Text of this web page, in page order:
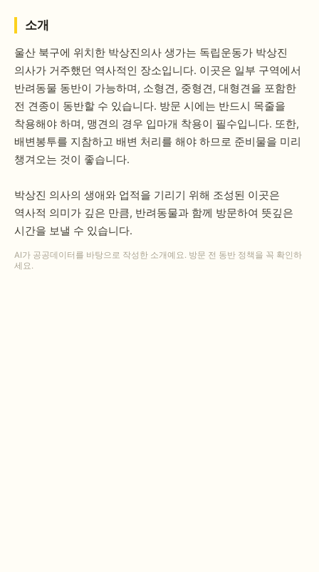
소개
울산 북구에 위치한 박상진의사 생가는 독립운동가 박상진
의사가 거주했던 역사적인 장소입니다. 이곳은 일부 구역에서
반려동물 동반이 가능하며, 소형견, 중형견, 대형견을 포함한
전 견종이 동반할 수 있습니다. 방문 시에는 반드시 목줄을
착용해야 하며, 맹견의 경우 입마개 착용이 필수입니다. 또한,
배변봉투를 지참하고 배변 처리를 해야 하므로 준비물을 미리
챙겨오는 것이 좋습니다.
박상진 의사의 생애와 업적을 기리기 위해 조성된 이곳은
역사적 의미가 깊은 만큼, 반려동물과 함께 방문하여 뜻깊은
시간을 보낼 수 있습니다.
AI가 공공데이터를 바탕으로 작성한 소개예요. 방문 전 동반 정책을 꼭 확인하
세요.